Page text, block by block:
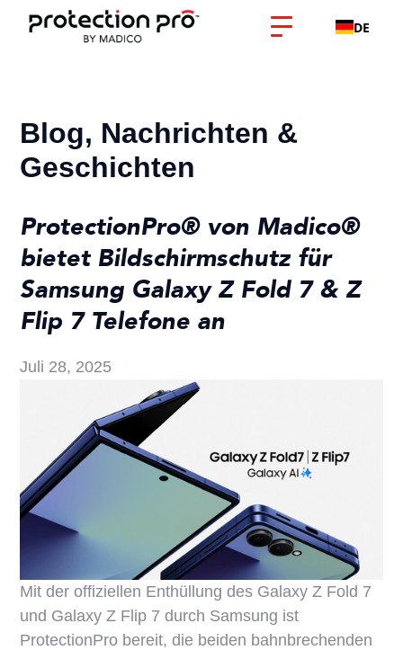
DE
Blog, Nachrichten &
Geschichten
ProtectionPro® von Madico®
bietet Bildschirmschutz für
Samsung Galaxy Z Fold 7 & Z
Flip 7 Telefone an
Juli 28, 2025
Mit der offiziellen Enthüllung des Galaxy Z Fold 7
und Galaxy Z Flip 7 durch Samsung ist
ProtectionPro bereit, die beiden bahnbrechenden